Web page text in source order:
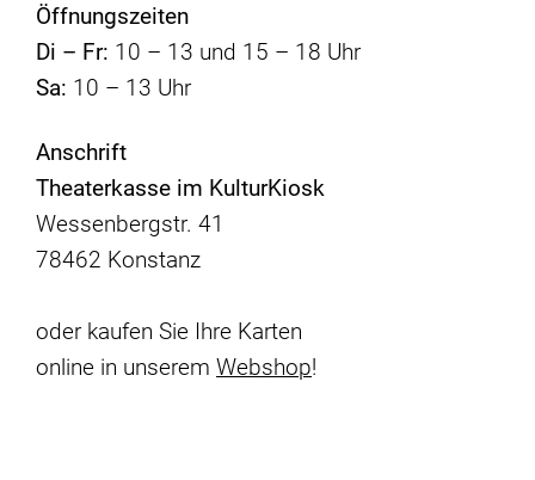
Öffnungszeiten
Di – Fr: 10 – 13 und 15 – 18 Uhr
Sa: 10 – 13 Uhr
Anschrift
Theaterkasse im KulturKiosk
Wessenbergstr. 41
78462 Konstanz
oder kaufen Sie Ihre Karten
online in unserem Webshop!